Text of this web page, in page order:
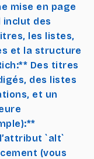
mise en page
inclut des
les listes,
et la structure
Des titres
des listes
et un
`alt`
(vous